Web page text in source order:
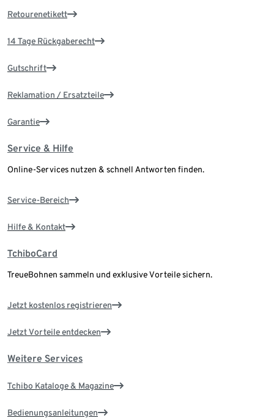
Retourenetikett
14 Tage Rückgaberecht
Gutschrift
Reklamation / Ersatzteile
Garantie
Service & Hilfe
Online-Services nutzen & schnell Antworten finden.
Service-Bereich
Hilfe & Kontakt
TchiboCard
TreueBohnen sammeln und exklusive Vorteile sichern.
Jetzt kostenlos registrieren
Jetzt Vorteile entdecken
Weitere Services
Tchibo Kataloge & Magazine
Bedienungsanleitungen